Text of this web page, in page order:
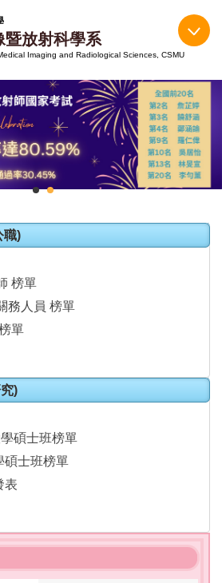
暨放射科學系
Imaging and Radiological Sciences, CSMU
職)
榜單
務人員 榜單
單
)
碩士班榜單
碩士班榜單
表